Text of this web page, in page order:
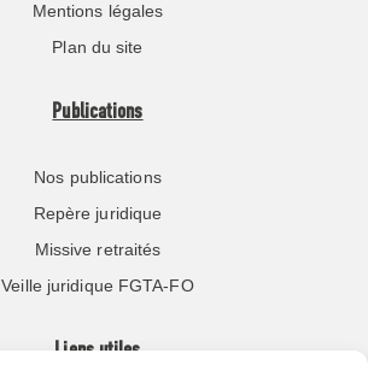
Mentions légales
Plan du site
Publications
Nos publications
Repère juridique
Missive retraités
Veille juridique FGTA-FO
Liens utiles